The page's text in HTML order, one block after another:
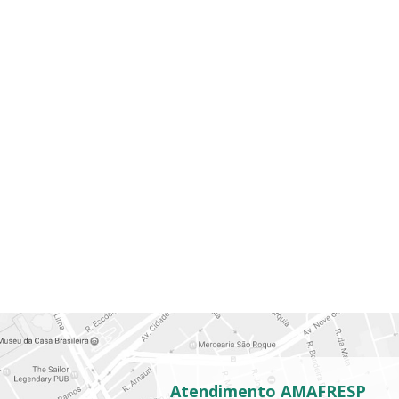
Atendimento AMAFRESP